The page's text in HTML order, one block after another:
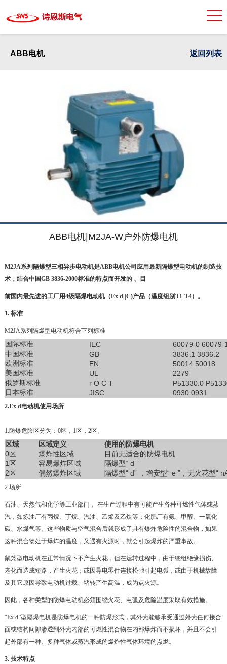
ABB电机 返回列表
ABB电机|M2JA-W户外防爆电机
M2JA系列隔爆型三相异步电动机是ABB电机公司应用最新隔爆型电动机的制造技
术，结合中国GB 3836-2000标准的特点而开发的 、目
前国内最先进的工厂用4级隔爆电动机（Ex d||C)产品（温度组别T1-T4）。
1. 标准
M2JA系列隔爆型电动机符合下列标准
国际标准 IEC
60079-0 60079-
中国标准
GB
3836.1 3836.2
欧洲标准
EN
50014 50018
美国标准
UL
2279
俄罗斯标准
r O C T
P51330.0
日本标准
JISC 0930 0931
2.Ex d电动机使用场所
1.防爆危险区分为：0区，1区，2区。
区域 区域定义
使用的防爆电机
0区
爆炸性区域
目前无适合的防爆电机
1区
容易爆炸区域
隔爆型“ d ”
2区
偶然爆炸区域 隔爆型“ d” ，增安型“ e ”，无火花型“
2.场所
石油、天然气和化学等工业部门， 在生产过程中有可能产生各种可燃性气体或蒸
汽，如炼油厂有丙烷、丁烷、汽油、乙烯及乙炔等；化肥厂有氨、甲醇、一氧化
碳、水煤气等。这些物质与空气混合后就形成了具有爆炸危险性的混合物，如果
这种混合物处于爆炸的温度，又遇有火源时，就会引起爆炸的严重事故。
鼠笼型电动机在正常情况下不产生火花，但在运转过程中，由于绕组绝缘损伤、
老化而造成短路，产生火花；或因导电零件连接松弛引起电弧，或由于机械故障
及其它原因导致电动机过载、堵转产生高温，成为点火源。
因此，各种类型的防爆电动机必须围绕火花、电弧及危险温度采取有效措施。
“Ex d”型隔爆电机是防爆电机的一种防爆形式，其外壳能够承受通过外壳任何接合
面或结构间隙渗透到外壳内部的可燃性混合物在内部爆炸而不损坏，并且不会引
起外部有一种、多种气体或蒸汽形成的爆炸性气体环境的点燃。
3. 技术特点